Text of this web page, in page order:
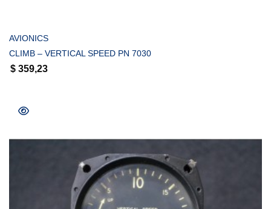
AVIONICS
CLIMB – VERTICAL SPEED PN 7030
$ 359,23